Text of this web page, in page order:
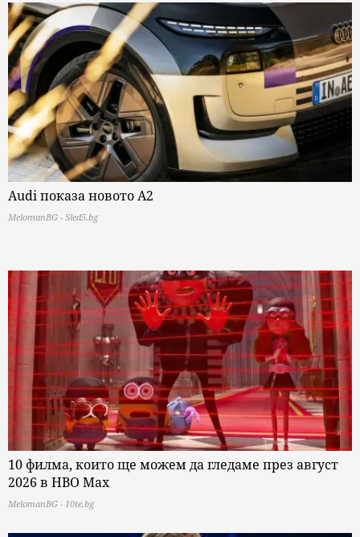
Audi показа новото A2
MelomanBG - Sled5.bg
10 филма, които ще можем да гледаме през август
2026 в HBO Max
MelomanBG - 10te.bg